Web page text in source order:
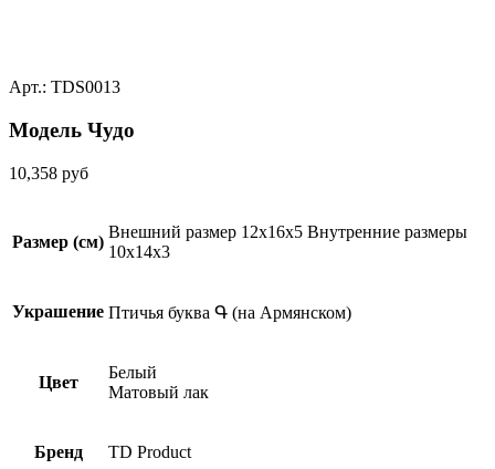
Арт.: TDS0013
Модель Чудо
10,358 руб
Размер (см)
Внешний размер 12x16x5 Внутренние размеры
10x14x3
Украшение Птичья буква Գ (на Армянском)
Цвет
Белый
Матовый лак
Бренд TD Product